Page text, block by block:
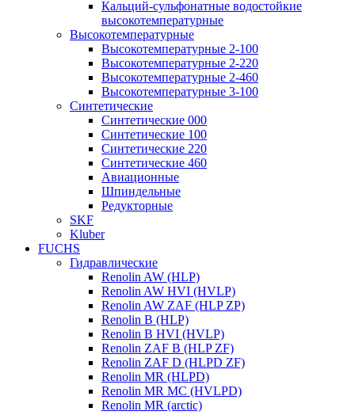
Кальций-сульфонатные водостойкие
высокотемпературные
Высокотемпературные
Высокотемпературные 2-100
Высокотемпературные 2-220
Высокотемпературные 2-460
Высокотемпературные 3-100
Синтетические
Синтетические 000
Синтетические 100
Синтетические 220
Синтетические 460
Авиационные
Шпиндельные
Редукторные
SKF
Kluber
FUCHS
Гидравлические
Renolin AW (HLP)
Renolin AW HVI (HVLP)
Renolin AW ZAF (HLP ZP)
Renolin B (HLP)
Renolin B HVI (HVLP)
Renolin ZAF B (HLP ZF)
Renolin ZAF D (HLPD ZF)
Renolin MR (HLPD)
Renolin MR MC (HVLPD)
Renolin MR (arctic)